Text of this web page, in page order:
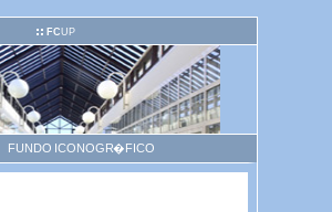
FCUP
FUNDO ICONOGR�FICO